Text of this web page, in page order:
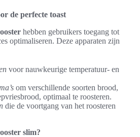
de perfecte toast
hebben gebruikers toegang tot
optimaliseren. Deze apparaten zijn
voor nauwkeurige temperatuur- en
om verschillende soorten brood,
optimaal te roosteren.
die de voortgang van het roosteren
slim?